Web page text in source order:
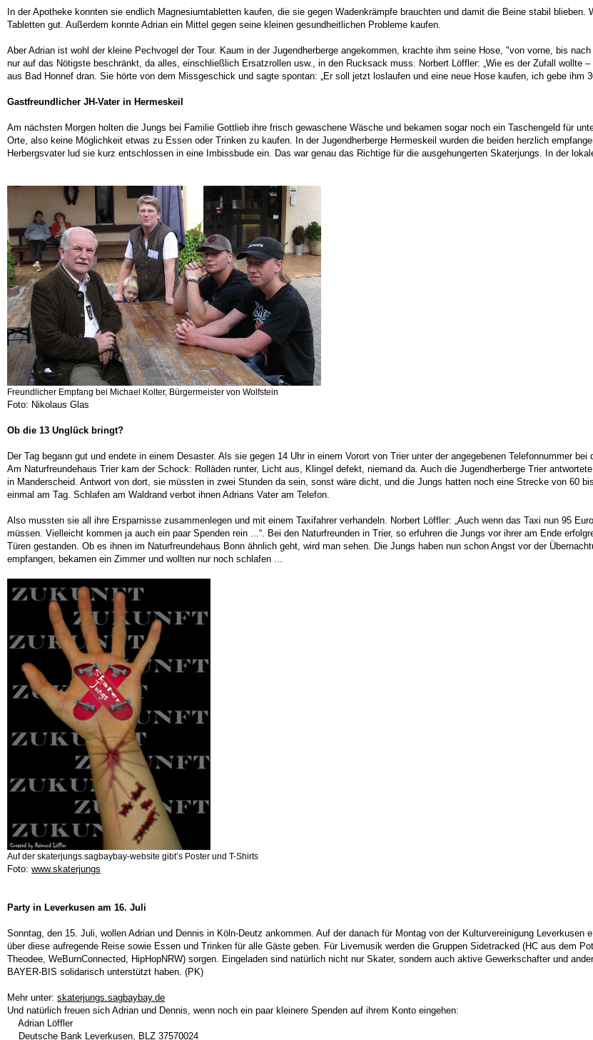
In der Apotheke konnten sie endlich Magnesiumtabletten kaufen, die sie gegen Wadenkrämpfe brauchten und damit die Beine stabil
Tabletten gut. Außerdem konnte Adrian ein Mittel gegen seine kleinen gesundheitlichen Probleme kaufen.
Aber Adrian ist wohl der kleine Pechvogel der Tour. Kaum in der Jugendherberge angekommen, krachte ihm seine Hose, "von vorne, bis
nur auf das Nötigste beschränkt, da alles, einschließlich Ersatzrollen usw., in den Rucksack muss. Norbert Löffler: „Wie es der Zufall wollte
aus Bad Honnef dran. Sie hörte von dem Missgeschick und sagte spontan: „Er soll jetzt loslaufen und eine neue Hose kaufen, ich gebe ihm
Gastfreundlicher JH-Vater in Hermeskeil
Am nächsten Morgen holten die Jungs bei Familie Gottlieb ihre frisch gewaschene Wäsche und bekamen sogar noch ein Taschengeld für
Orte, also keine Möglichkeit etwas zu Essen oder Trinken zu kaufen. In der Jugendherberge Hermeskeil wurden die beiden herzlich
Herbergsvater lud sie kurz entschlossen in eine Imbissbude ein. Das war genau das Richtige für die ausgehungerten Skaterjungs. In der
Freundlicher Empfang bei Michael Kolter, Bürgermeister von Wolfstein
Foto: Nikolaus Glas
Ob die 13 Unglück bringt?
Der Tag begann gut und endete in einem Desaster. Als sie gegen 14 Uhr in einem Vorort von Trier unter der angegebenen Telefonnummer
Am Naturfreundehaus Trier kam der Schock: Rolläden runter, Licht aus, Klingel defekt, niemand da. Auch die Jugendherberge Trier
in Manderscheid. Antwort von dort, sie müssten in zwei Stunden da sein, sonst wäre dicht, und die Jungs hatten noch eine Strecke von 60
einmal am Tag. Schlafen am Waldrand verbot ihnen Adrians Vater am Telefon.
Also mussten sie all ihre Ersparnisse zusammenlegen und mit einem Taxifahrer verhandeln. Norbert Löffler: „Auch wenn das Taxi nun 95
müssen. Vielleicht kommen ja auch ein paar Spenden rein ...“. Bei den Naturfreunden in Trier, so erfuhren die Jungs vor ihrer am Ende
Türen gestanden. Ob es ihnen im Naturfreundehaus Bonn ähnlich geht, wird man sehen. Die Jungs haben nun schon Angst vor der
empfangen, bekamen ein Zimmer und wollten nur noch schlafen ...
Auf der skaterjungs.sagbaybay-website gibt’s Poster und T-Shirts
Foto: www.skaterjungs
Party in Leverkusen am 16. Juli
Sonntag, den 15. Juli, wollen Adrian und Dennis in Köln-Deutz ankommen. Auf der danach für Montag von der Kulturvereinigung
über diese aufregende Reise sowie Essen und Trinken für alle Gäste geben. Für Livemusik werden die Gruppen Sidetracked (HC aus dem
Theodee, WeBurnConnected, HipHopNRW) sorgen. Eingeladen sind natürlich nicht nur Skater, sondern auch aktive Gewerkschafter und
BAYER-BIS solidarisch unterstützt haben. (PK)
Mehr unter: skaterjungs.sagbaybay.de
Und natürlich freuen sich Adrian und Dennis, wenn noch ein paar kleinere Spenden auf ihrem Konto eingehen:
Adrian Löffler
Deutsche Bank Leverkusen, BLZ 37570024